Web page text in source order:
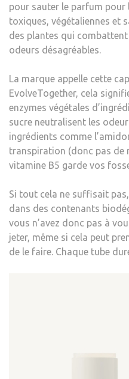
pour sauter le parfum pour
toxiques, végétaliennes et
des plantes qui
odeurs désagréables.
La marque appelle cette
EvolveTogether, cela
enzymes végétales
sucre neutralisent les
ingrédients comme
transpiration (donc pas de
vitamine B5 garde vos
Si tout cela ne suffisait
dans des contenants
vous n’avez donc pas à
jeter, même si cela peut
de le faire. Chaque tube